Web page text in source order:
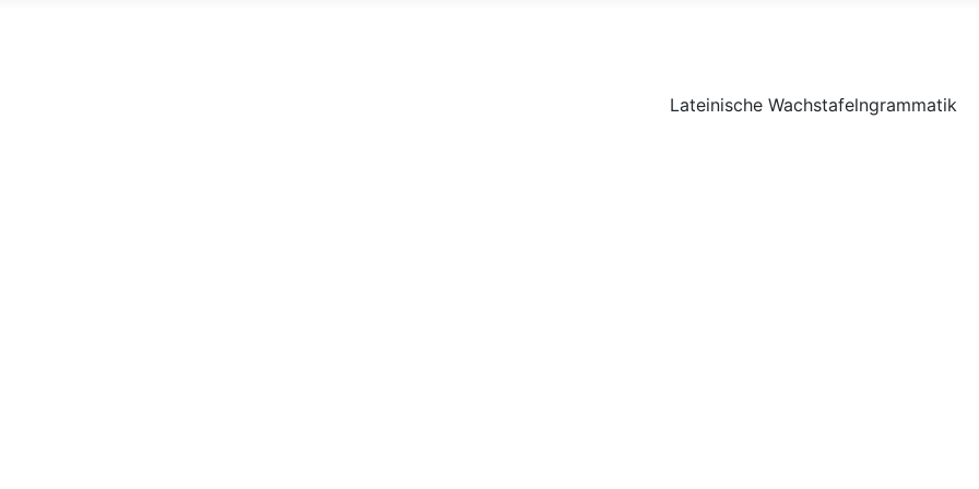
Lateinische Wachstafelngrammatik